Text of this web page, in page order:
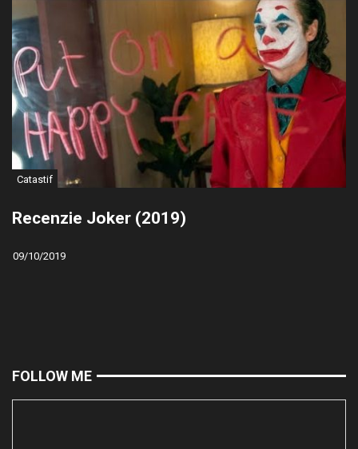
Catastif
Recenzie Joker (2019)
09/10/2019
FOLLOW ME